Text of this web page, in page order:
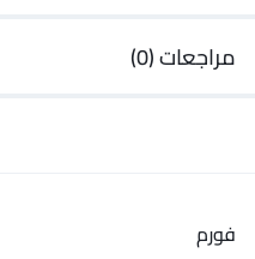
مراجعات (0)
فورم